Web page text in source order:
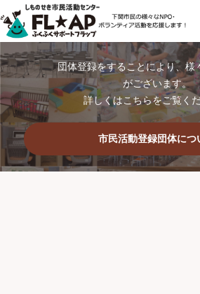
団体登録をすることにより、様
がございます。
詳しくはこちらをご覧くだ
市民活動登録団体につ